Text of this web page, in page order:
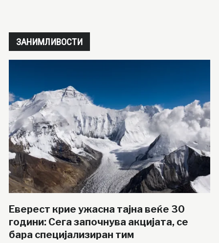
ЗАНИМЛИВОСТИ
Еверест крие ужасна тајна веќе 30
години: Сега започнува акцијата, се
бара специјализиран тим